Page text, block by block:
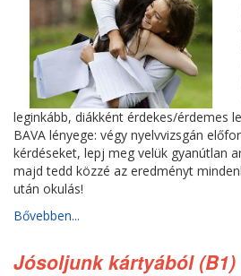
leginkább, diákként érdekes/érdemes
BAVA lényege: végy nyelvvizsgán
kérdéseket, lepj meg velük gyanútlan
majd tedd közzé az eredményt
után okulás!
Bővebben...
Jósoljunk kártyából (B1)